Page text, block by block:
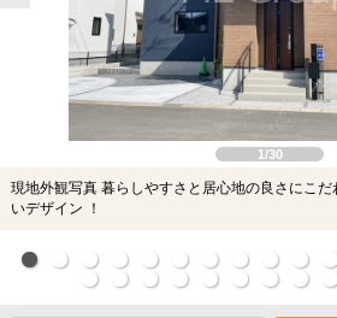
1/30
現地外観写真 暮らしやすさと居心地の良さにこ
いデザイン ！